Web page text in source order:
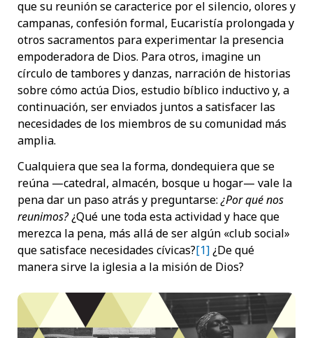
que su reunión se caracterice por el silencio, olores y
campanas, confesión formal, Eucaristía prolongada y
otros sacramentos para experimentar la presencia
empoderadora de Dios. Para otros, imagine un
círculo de tambores y danzas, narración de historias
sobre cómo actúa Dios, estudio bíblico inductivo y, a
continuación, ser enviados juntos a satisfacer las
necesidades de los miembros de su comunidad más
amplia.
Cualquiera que sea la forma, dondequiera que se
reúna —catedral, almacén, bosque u hogar— vale la
pena dar un paso atrás y preguntarse:¿Por qué nos
reunimos?¿Qué une toda esta actividad y hace que
merezca la pena, más allá de ser algún «club social»
que satisface necesidades cívicas?[1]¿De qué
manera sirve la iglesia a la misión de Dios?